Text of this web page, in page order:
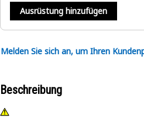
Ausrüstung hinzufügen
Melden Sie sich an, um Ihren
Beschreibung